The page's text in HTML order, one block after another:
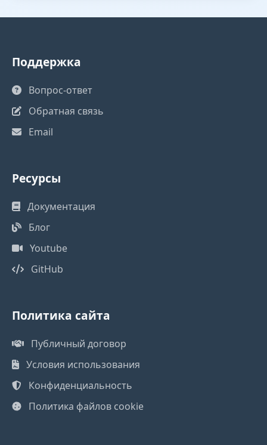
Поддержка
Вопрос-ответ
Обратная связь
Email
Ресурсы
Документация
Блог
Youtube
GitHub
Политика сайта
Публичный договор
Условия использования
Конфиденциальность
Политика файлов cookie